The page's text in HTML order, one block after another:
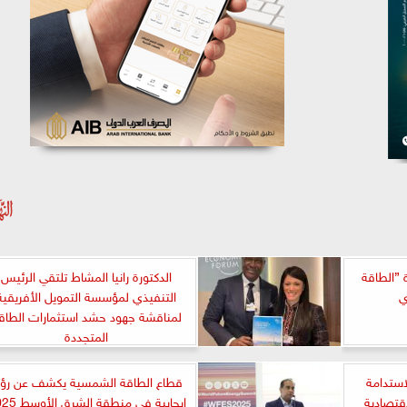
”الطاقة
الدكتورة رانيا المشاط تلتقي الرئيس
التنفيذي لمؤسسة التمويل
لمناقشة جهود حشد استثمارات
المتجددة
قطاع الطاقة الشمسية يكشف عن
إيجابية في منطقة الشرق الأوسط 2025